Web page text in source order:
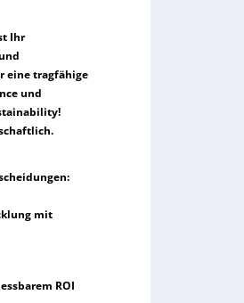
Ihr
eine tragfähige
und
mit
ROI